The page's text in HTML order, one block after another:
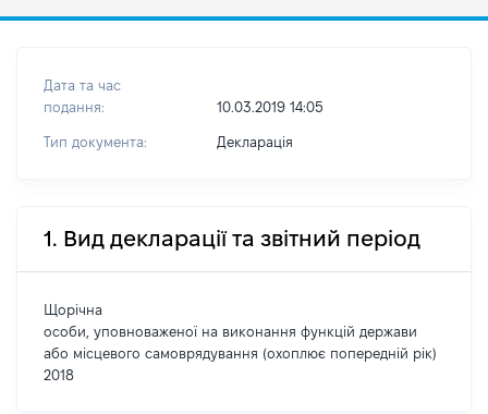
Дата та час
подання:
10.03.2019 14:05
Тип документа: Декларація
1. Вид декларації та звітний період
Щорічна
особи, уповноваженої на виконання функцій держави
або місцевого самоврядування (охоплює попередній рік)
2018